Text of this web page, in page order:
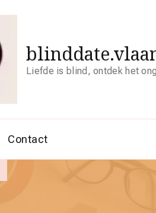
Liefde is blind, ontdek het
Contact